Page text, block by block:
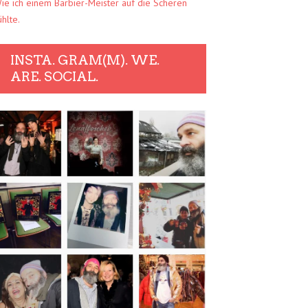
ich einem Barbier-Meister auf die Scheren
INSTA. GRAM(M). WE.
ARE. SOCIAL.